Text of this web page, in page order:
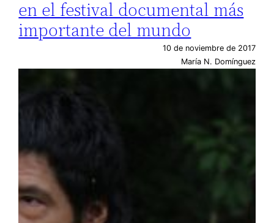
en el festival documental más
importante del mundo
10 de noviembre de 2017
María N. Domínguez